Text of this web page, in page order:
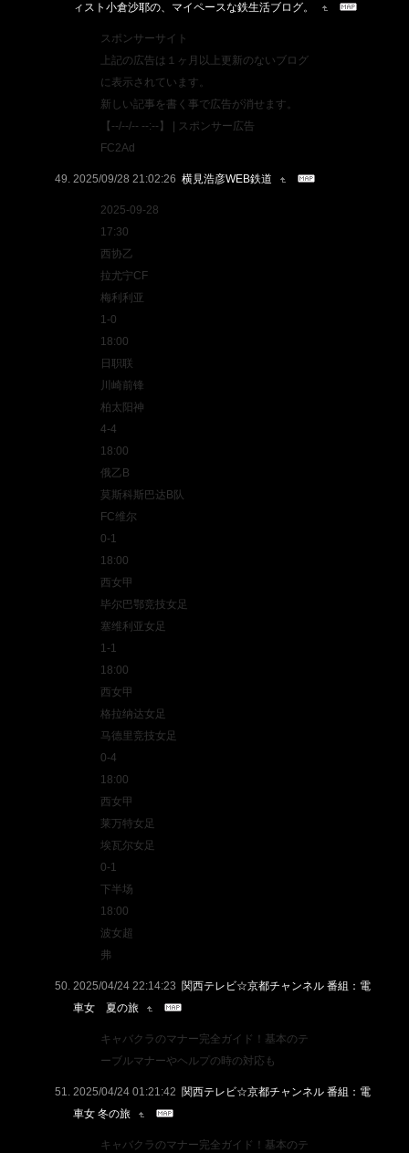
ィスト小倉沙耶の、マイペースな鉄生活ブログ。
スポンサーサイト
上記の広告は１ヶ月以上更新のないブログ
に表示されています。
新しい記事を書く事で広告が消せます。
【--/--/-- --:--】 | スポンサー広告
FC2Ad
2025/09/28 21:02:26 横見浩彦WEB鉄道
2025-09-28
17:30
西协乙
拉尤宁CF‌
‌梅利利亚
1-0
18:00
日职联
川崎前锋‌
‌柏太阳神
4-4
18:00
俄乙B
莫斯科斯巴达B队‌
‌FC维尔
0-1
18:00
西女甲
毕尔巴鄂竞技女足‌
‌塞维利亚女足
1-1
18:00
西女甲
格拉纳达女足‌
‌马德里竞技女足
0-4
18:00
西女甲
莱万特女足‌
‌埃瓦尔女足
0-1
下半场
18:00
波女超
弗
2025/04/24 22:14:23 関西テレビ☆京都チャンネル 番組：電
車女 夏の旅
キャバクラのマナー完全ガイド！基本のテ
ーブルマナーやヘルプの時の対応も
2025/04/24 01:21:42 関西テレビ☆京都チャンネル 番組：電
車女 冬の旅
キャバクラのマナー完全ガイド！基本のテ